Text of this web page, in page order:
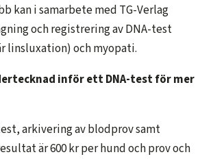
kan i samarbete med TG-Verlag
och registrering av DNA-test
linsluxation) och myopati.
inför ett DNA-test för mer
arkivering av blodprov samt
är 600 kr per hund och prov och